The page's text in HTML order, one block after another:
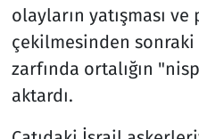
olayların yatışması
çekilmesinden sonraki
zarfında ortalığın
aktardı.